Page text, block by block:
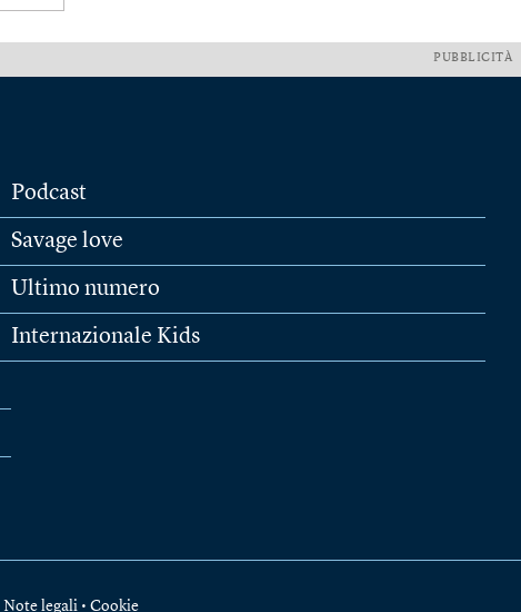
PUBBLICITÀ
Podcast
Savage love
Ultimo numero
Internazionale Kids
Note legali • Cookie